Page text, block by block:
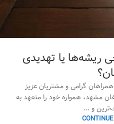
ریشه‌ها یا تهدیدی
گرامی و مشتریان عزیز
مشهد، همواره خود را متعهد به
و ...